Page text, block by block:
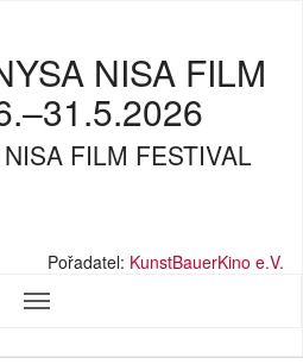
NISA FILM
FILM FESTIVAL
Pořadatel: KunstBauerKino e.V.